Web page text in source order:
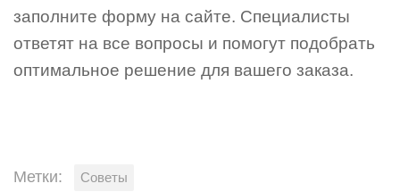
заполните форму на сайте. Специалисты
ответят на все вопросы и помогут подобрать
оптимальное решение для вашего заказа.
Метки: Советы